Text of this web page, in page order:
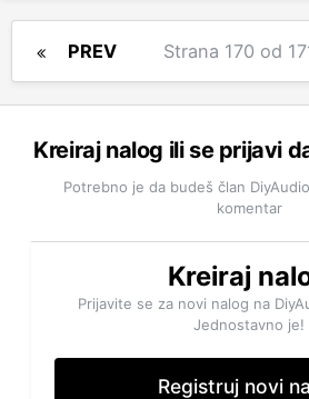
PREV Strana 170 od
Kreiraj nalog ili se prijavi
Potrebno je da budeš član
komentar
Kreiraj
Prijavite se za novi nalog na
Jednostavno je!
Registruj novi